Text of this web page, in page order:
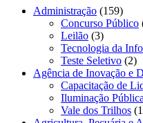
Administração (159)
Concurso Público
Leilão (3)
Tecnologia da
Teste Seletivo (2)
Agência de Inovação e
Capacitação de
Iluminação Pública
Vale dos Trilhos